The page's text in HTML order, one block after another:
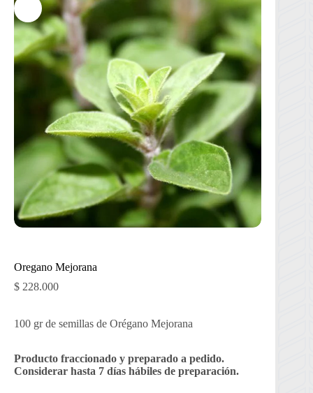
Oregano Mejorana
$ 228.000
100 gr de semillas de Orégano Mejorana
Producto fraccionado y preparado a pedido.
Considerar hasta 7 días hábiles de preparación.